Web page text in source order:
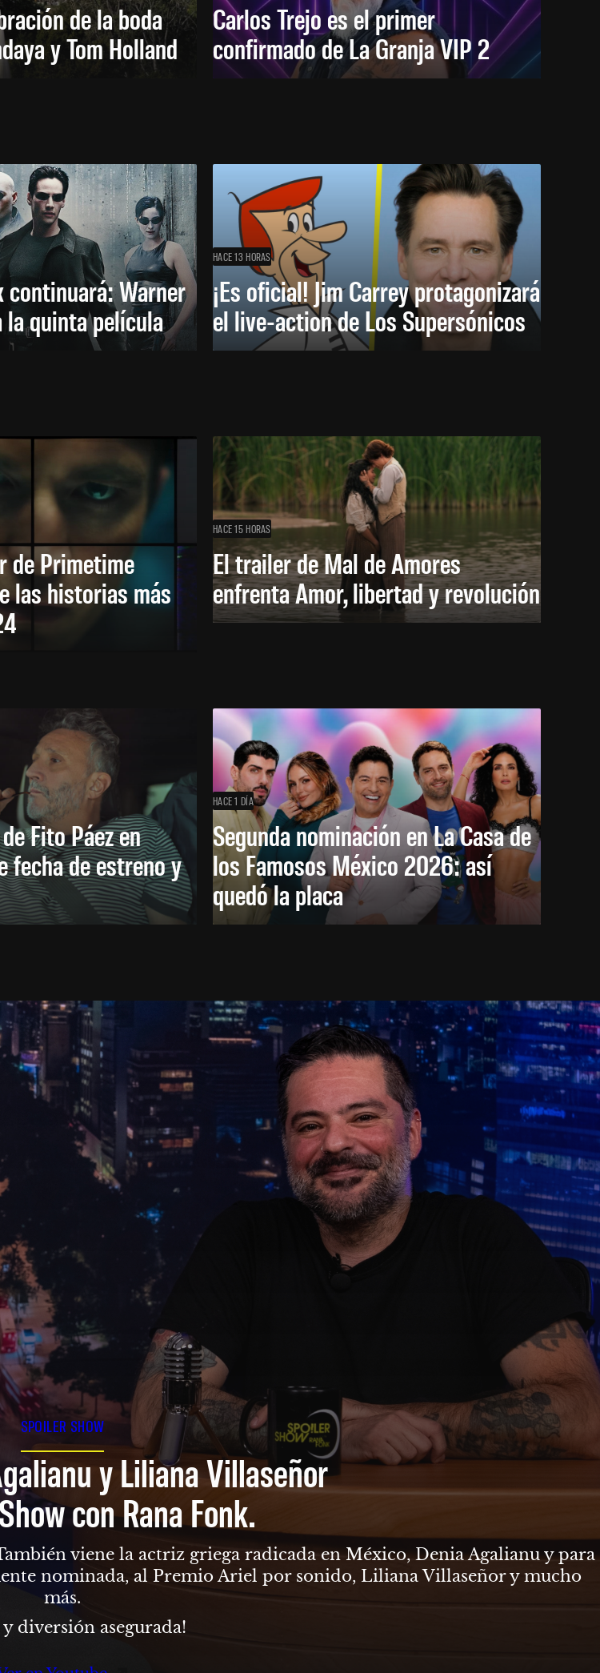
de la boda
y Tom Holland
Carlos Trejo es el primer
confirmado de La Granja VIP 2
continuará: Warner
quinta película
HACE 13 HORAS
¡Es oficial! Jim Carrey protagonizará
el live-action de Los Supersónicos
de Primetime
las historias más
HACE 15 HORAS
El trailer de Mal de Amores
enfrenta Amor, libertad y revolución
Fito Páez en
fecha de estreno y
HACE 1 DÍA
Segunda nominación en La Casa de
los Famosos México 2026: así
quedó la placa
SPOILER SHOW
y Liliana Villaseñor
con Rana Fonk.
viene la actriz griega radicada en México, Denia Agalianu y para
nominada, al Premio Ariel por sonido, Liliana Villaseñor y mucho
más.
y diversión asegurada!